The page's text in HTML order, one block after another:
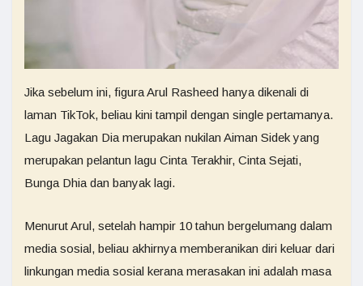
Jika sebelum ini, figura Arul Rasheed hanya dikenali di
laman TikTok, beliau kini tampil dengan single pertamanya.
Lagu Jagakan Dia merupakan nukilan Aiman Sidek yang
merupakan pelantun lagu Cinta Terakhir, Cinta Sejati,
Bunga Dhia dan banyak lagi.
Menurut Arul, setelah hampir 10 tahun bergelumang dalam
media sosial, beliau akhirnya memberanikan diri keluar dari
linkungan media sosial kerana merasakan ini adalah masa